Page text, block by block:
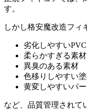
す。
しかし格安魔改造フィ
劣化しやすいPVC
柔らかすぎる素材
異臭のある素材
色移りしやすい
黄変しやすいパ
など、品質管理されて